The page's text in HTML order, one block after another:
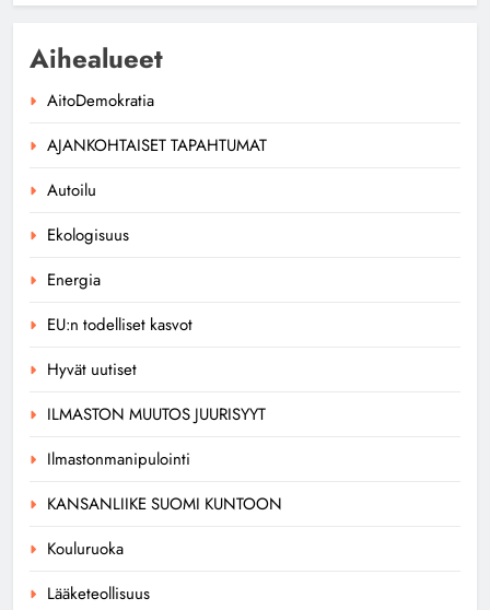
Aihealueet
AitoDemokratia
AJANKOHTAISET TAPAHTUMAT
Autoilu
Ekologisuus
Energia
EU:n todelliset kasvot
Hyvät uutiset
ILMASTON MUUTOS JUURISYYT
Ilmastonmanipulointi
KANSANLIIKE SUOMI KUNTOON
Kouluruoka
Lääketeollisuus